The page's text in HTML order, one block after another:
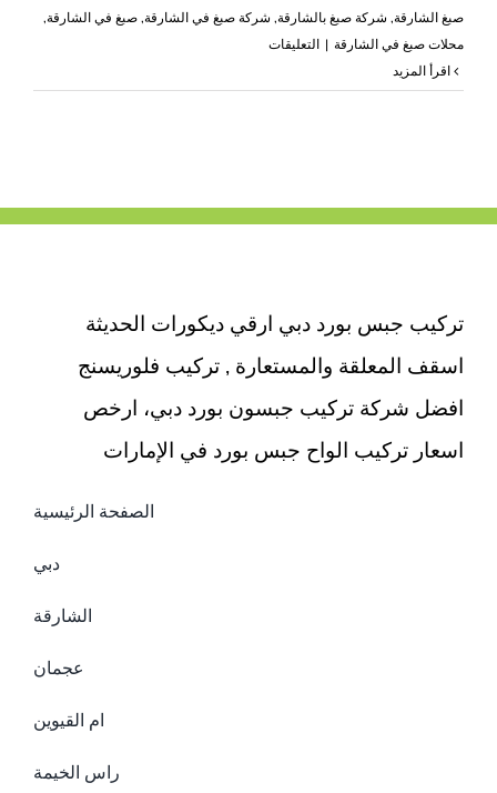
صبغ الشارقة, شركة صبغ بالشارقة, شركة صبغ في الشارقة, صبغ في الشارقة,
محلات صبغ في الشارقة | التعليقاتعلى
صبغ
رخيص
تركيب جبس بورد دبي ارقي ديكورات الحديثة
اسقف المعلقة والمستعارة , تركيب فلوريسنج
افضل شركة تركيب جبسون بورد دبي، ارخص
اسعار تركيب الواح جبس بورد في الإمارات
الصفحة الرئيسية
دبي
الشارقة
عجمان
ام القيوين
راس الخيمة